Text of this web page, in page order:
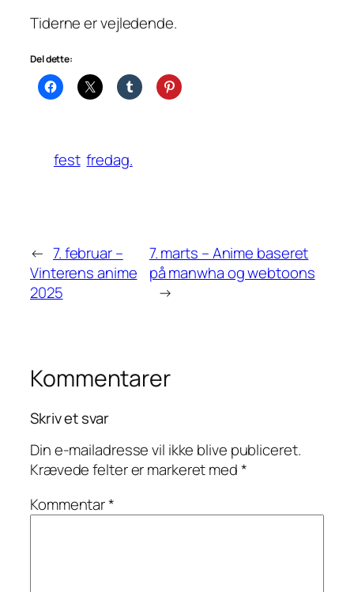
Tiderne er vejledende.
Del dette:
fest fredag.
← 7. februar –
Vinterens anime
2025
7. marts – Anime baseret
på manwha og webtoons
→
Kommentarer
Skriv et svar
Din e-mailadresse vil ikke blive publiceret.
Krævede felter er markeret med*
Kommentar*